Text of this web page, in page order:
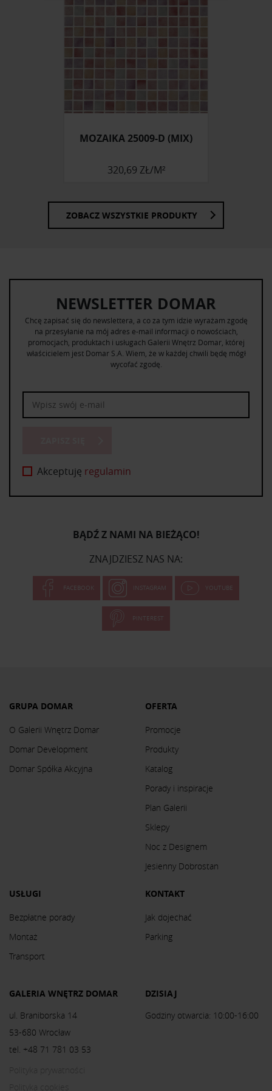
korzystasz z naszej witryny, udostępniamy partnerom
społecznościowym, reklamowym i analitycznym.
Partnerzy mogą połączyć te informacje z innymi danymi
korzystania z ich usług.
MOZAIKA 25009-D (MIX)
320,69 ZŁ/M²
ZOBACZ WSZYSTKIE PRODUKTY
NEWSLETTER DOMAR
Chcę zapisać się do newslettera, a co za tym idzie wyrażam zgodę
na przesyłanie na mój adres e-mail informacji o nowościach,
promocjach, produktach i usługach Galerii Wnętrz Domar, której
właścicielem jest Domar S.A. Wiem, że w każdej chwili będę mógł
wycofać zgodę.
Akceptuję regulamin
BĄDŹ Z NAMI NA BIEŻĄCO!
ZNAJDZIESZ NAS NA:
FACEBOOK INSTAGRAM YOUTUBE
PINTEREST
GRUPA DOMAR
O Galerii Wnętrz Domar
Domar Development
Domar Spółka Akcyjna
OFERTA
Promocje
Produkty
Katalog
Porady i inspiracje
Plan Galerii
Sklepy
Noc z Designem
Jesienny Dobrostan
USŁUGI
Bezpłatne porady
Montaż
Transport
KONTAKT
Jak dojechać
Parking
GALERIA WNĘTRZ DOMAR
ul. Braniborska 14
53-680 Wrocław
tel. +48 71 781 03 53
DZISIAJ
Godziny otwarcia: 10:00-16:00